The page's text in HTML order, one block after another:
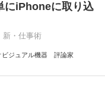
にiPhoneに取り込
新・仕事術
ビジュアル機器 評論家